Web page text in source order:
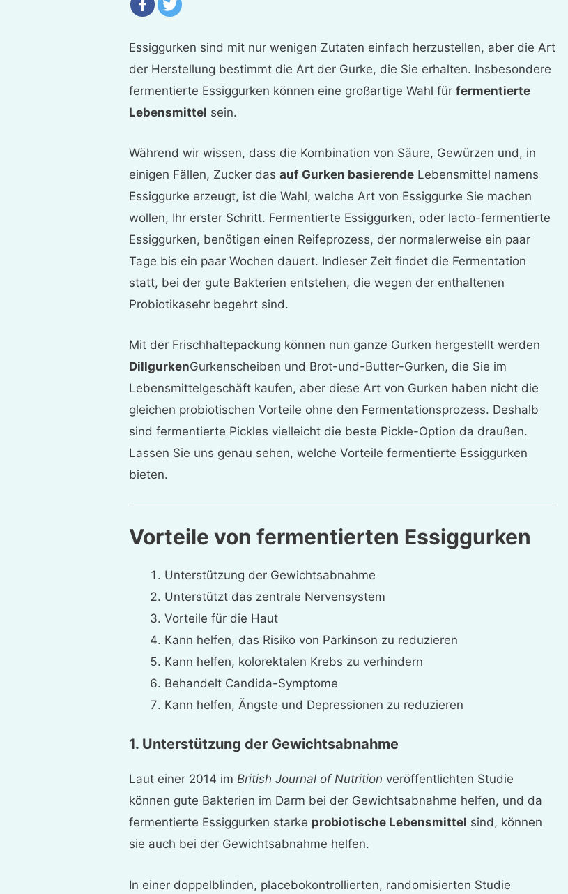
Essiggurken sind mit nur wenigen Zutaten einfach herzustellen, aber die Art
der Herstellung bestimmt die Art der Gurke, die Sie erhalten. Insbesondere
fermentierte Essiggurken können eine großartige Wahl fürfermentierte
Lebensmittel sein.
Während wir wissen, dass die Kombination von Säure, Gewürzen und, in
einigen Fällen, Zucker dasauf Gurken basierende Lebensmittel namens
Essiggurke erzeugt, ist die Wahl, welche Art von Essiggurke Sie machen
wollen, Ihr erster Schritt. Fermentierte Essiggurken, oder lacto-fermentierte
Essiggurken, benötigen einen Reifeprozess, der normalerweise ein paar
Tage bis ein paar Wochen dauert. Indieser Zeit findet die Fermentation
statt, bei der gute Bakterien entstehen, die wegen der enthaltenen
Probiotikasehr begehrt sind.
Mit der Frischhaltepackung können nun ganze Gurken hergestellt werden
DillgurkenGurkenscheiben und Brot-und-Butter-Gurken, die Sie im
Lebensmittelgeschäft kaufen, aber diese Art von Gurken haben nicht die
gleichen probiotischen Vorteile ohne den Fermentationsprozess. Deshalb
sind fermentierte Pickles vielleicht die beste Pickle-Option da draußen.
Lassen Sie uns genau sehen, welche Vorteile fermentierte Essiggurken
bieten.
Vorteile von fermentierten Essiggurken
Unterstützung der Gewichtsabnahme
Unterstützt das zentrale Nervensystem
Vorteile für die Haut
Kann helfen, das Risiko von Parkinson zu reduzieren
Kann helfen, kolorektalen Krebs zu verhindern
Behandelt Candida-Symptome
Kann helfen, Ängste und Depressionen zu reduzieren
1. Unterstützung der Gewichtsabnahme
Laut einer 2014 imBritish Journal of Nutrition veröffentlichten Studie
können gute Bakterien im Darm bei der Gewichtsabnahme helfen, und da
fermentierte Essiggurken starke probiotische Lebensmittel sind, können
sie auch bei der Gewichtsabnahme helfen.
In einer doppelblinden, placebokontrollierten, randomisierten Studie